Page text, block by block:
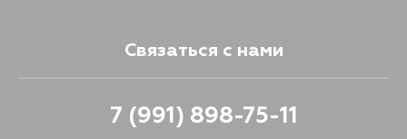
Связаться с нами
7 (991) 898-75-11